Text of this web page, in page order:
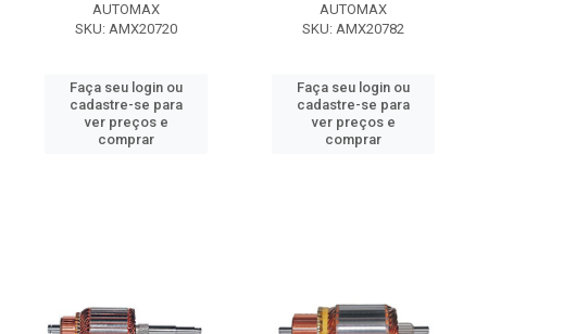
AUTOMAX
SKU: AMX20720
Faça seu login ou
cadastre-se para
ver preços e
comprar
AUTOMAX
SKU: AMX20782
Faça seu login ou
cadastre-se para
ver preços e
comprar